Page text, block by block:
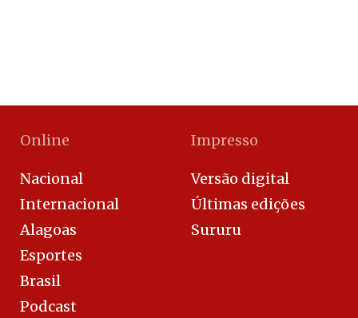
Online
Nacional
Internacional
Alagoas
Esportes
Brasil
Podcast
Impresso
Versão digital
Últimas edições
Sururu